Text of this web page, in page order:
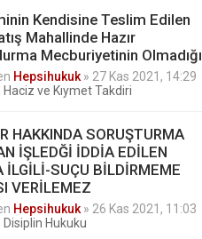
Kendisine Teslim Edilen
Mahallinde Hazır
Mecburiyetinin Olmadığı
Hepsihukuk» 27 Kas 2021, 14:29
Haciz ve Kıymet Takdiri
HAKKINDA SORUŞTURMA
İŞLEDĞİ İDDİA EDİLEN
İLGİLİ-SUÇU BİLDİRMEME
VERİLEMEZ
Hepsihukuk» 26 Kas 2021, 11:03
Disiplin Hukuku